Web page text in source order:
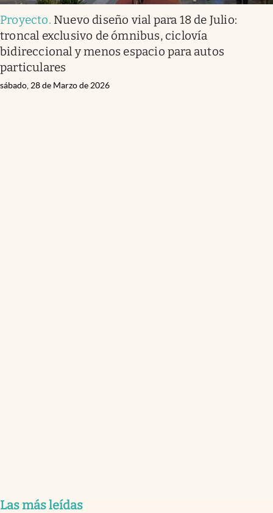
Proyecto. Nuevo diseño vial para 18 de Julio:
troncal exclusivo de ómnibus, ciclovía
bidireccional y menos espacio para autos
particulares
sábado, 28 de Marzo de 2026
Las más leídas